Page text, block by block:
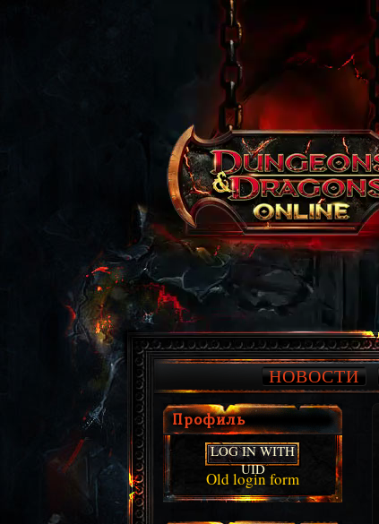
НОВОСТИ
Профиль
LOG IN WITH
UID
Old login form